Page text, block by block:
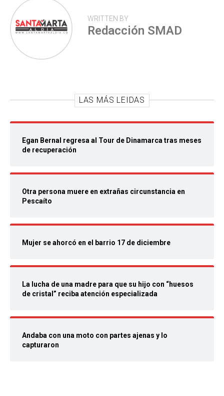
WRITTEN BY
Redacción SMAD
LAS MÁS LEIDAS
Egan Bernal regresa al Tour de Dinamarca tras meses
de recuperación
Otra persona muere en extrañas circunstancia en
Pescaíto
Mujer se ahorcó en el barrio 17 de diciembre
La lucha de una madre para que su hijo con “huesos
de cristal” reciba atención especializada
Andaba con una moto con partes ajenas y lo
capturaron